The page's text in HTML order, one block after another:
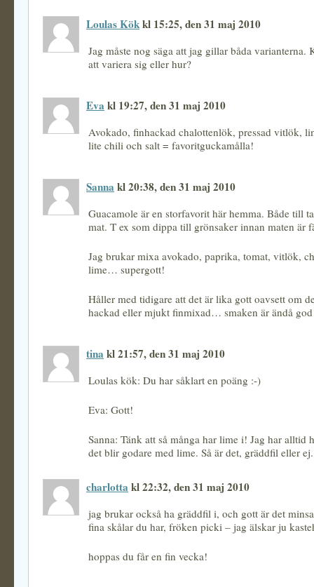
Loulas Kökkl 15:25, den 31 maj 2010
Jag måste nog säga att jag gillar båda varianterna.
att variera sig eller hur?
Eva kl 19:27, den 31 maj 2010
Avokado, finhackad chalottenlök, pressad vitlök,
lite chili och salt = favoritguckamålla!
Sanna kl 20:38, den 31 maj 2010
Guacamole är en storfavorit här hemma. Både till
mat. T ex som dippa till grönsaker innan maten är
Jag brukar mixa avokado, paprika, tomat, vitlök,
lime… supergott!
Håller med tidigare att det är lika gott oavsett om
hackad eller mjukt finmixad… smaken är ändå
tina kl 21:57, den 31 maj 2010
Loulas kök: Du har såklart en poäng :-)
Eva: Gott!
Sanna: Tänk att så många har lime i! Jag har alltid
det blir godare med lime. Så är det, gräddfil eller ej.
charlotta kl 22:32, den 31 maj 2010
jag brukar också ha gräddfil i, och gott är det
fina skålar du har, fröken picki – jag älskar ju
hoppas du får en fin vecka!